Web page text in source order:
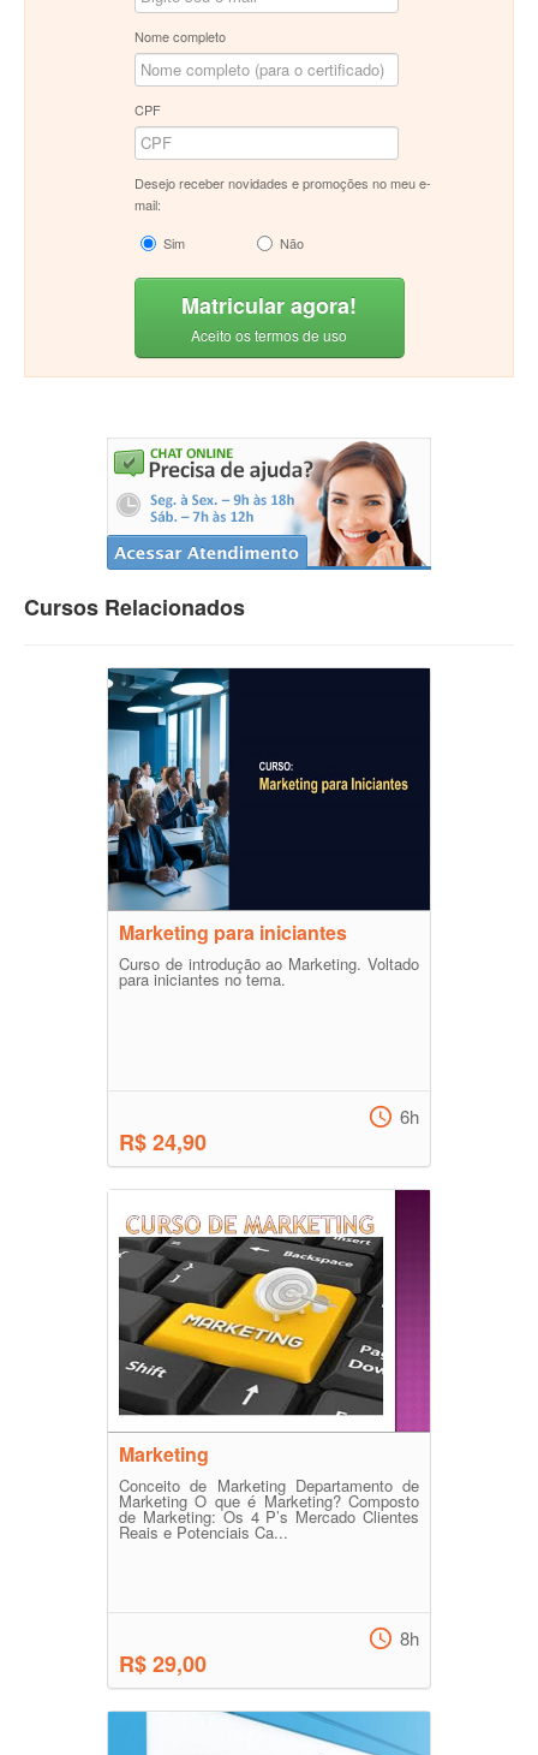
Nome completo
CPF
Desejo receber novidades e promoções no meu e-
mail:
Sim
Não
Matricular agora!
Aceito os termos de uso
Cursos Relacionados
Marketing para iniciantes
Curso de introdução ao Marketing. Voltado
para iniciantes no tema.
R$ 24,90
6h
Marketing
Conceito de Marketing Departamento de
Marketing O que é Marketing? Composto
de Marketing: Os 4 P’s Mercado Clientes
Reais e Potenciais Ca...
R$ 29,00
8h